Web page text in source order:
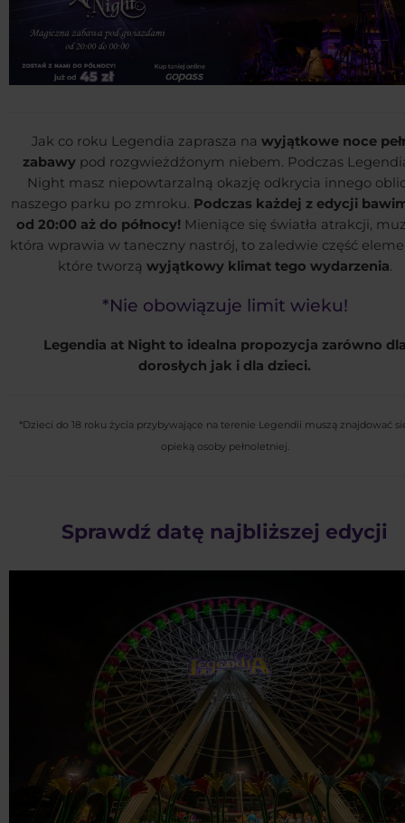
Jak co roku Legendia zaprasza na wyjątkowe noce
zabawypod rozgwieżdźonym niebem. Podczas
Night masz niepowtarzalną okazję odkrycia innego
naszego parku po zmroku. Podczas każdej z edycji
od 20:00 aż do północy! Mieniące się światła atrakcji,
która wprawia w taneczny nastrój, to zaledwie część
które tworzą wyjątkowy klimat tego wydarzenia.
*Nie obowiązuje limit wieku!
Legendia at Night to idealna propozycja zarówno
dorosłych jak i dla dzieci.
*Dzieci do 18 roku życia przybywające na terenie Legendii muszą znajdować
opieką osoby pełnoletniej.
Sprawdź datę najbliższej edycji